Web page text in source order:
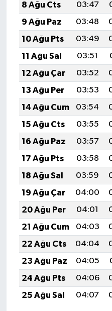
8 Ağu Cts
03:47
9 Ağu Paz
03:48
10 Ağu Pts
03:49
11 Ağu Sal
03:51
12 Ağu Çar
03:52
13 Ağu Per
03:53
14 Ağu Cum
03:54
15 Ağu Cts
03:55
16 Ağu Paz
03:57
17 Ağu Pts
03:58
18 Ağu Sal
03:59
19 Ağu Çar
04:00
20 Ağu Per
04:01
21 Ağu Cum
04:03
22 Ağu Cts
04:04
23 Ağu Paz
04:05
24 Ağu Pts
04:06
25 Ağu Sal
04:07